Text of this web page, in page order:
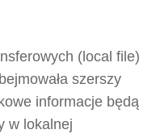
(local file)
szerszy
informacje będą
w lokalnej